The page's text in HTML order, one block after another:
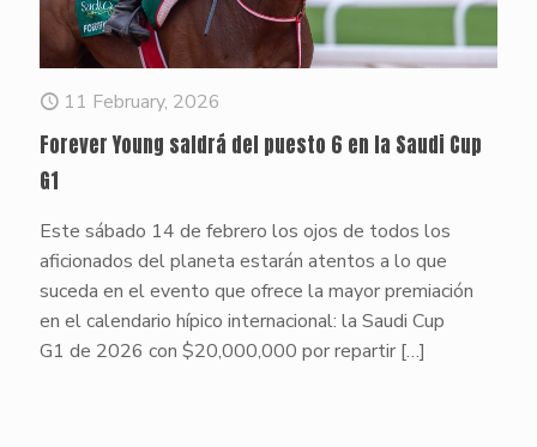
11 February, 2026
Forever Young saldrá del puesto 6 en la Saudi Cup
G1
Este sábado 14 de febrero los ojos de todos los
aficionados del planeta estarán atentos a lo que
suceda en el evento que ofrece la mayor premiación
en el calendario hípico internacional: la Saudi Cup
G1 de 2026 con $20,000,000 por repartir […]